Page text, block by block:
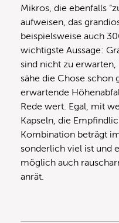
Mikros, die ebenfalls
aufweisen, das
beispielsweise auch
wichtigste Aussage:
sind nicht zu
sähe die Chose schon
erwartende
Rede wert. Egal, mit
Kapseln, die
Kombination beträgt
sonderlich viel ist und
möglich auch
anrät.